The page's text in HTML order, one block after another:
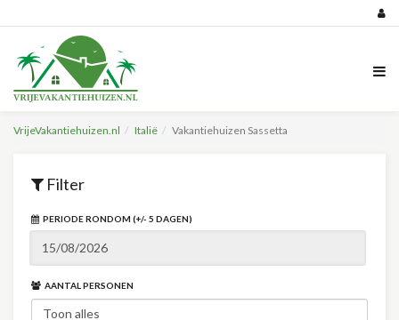
VrijeVakantiehuizen.nl Italië Vakantiehuizen Sassetta
Filter
PERIODE RONDOM (+/- 5 DAGEN)
AANTAL PERSONEN